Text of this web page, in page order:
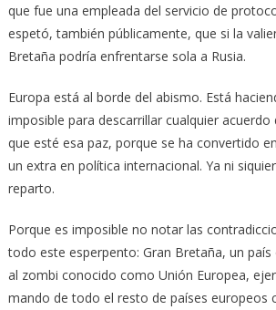
que fue una empleada del servicio de
espetó, también públicamente, que si la
Bretaña podría enfrentarse sola a Rusia.
Europa está al borde del abismo. Está
imposible para descarrillar cualquier acuerdo
que esté esa paz, porque se ha convertido
un extra en política internacional. Ya ni
reparto.
Porque es imposible no notar las
todo este esperpento: Gran Bretaña, un
al zombi conocido como Unión Europea,
mando de todo el resto de países europeos